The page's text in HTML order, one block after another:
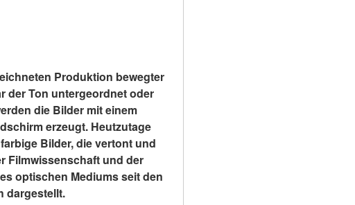
Produktion bewegter
der Ton untergeordnet oder
die Bilder mit einem
erzeugt. Heutzutage
Bilder, die vertont und
Filmwissenschaft und der
optischen Mediums seit den
dargestellt.